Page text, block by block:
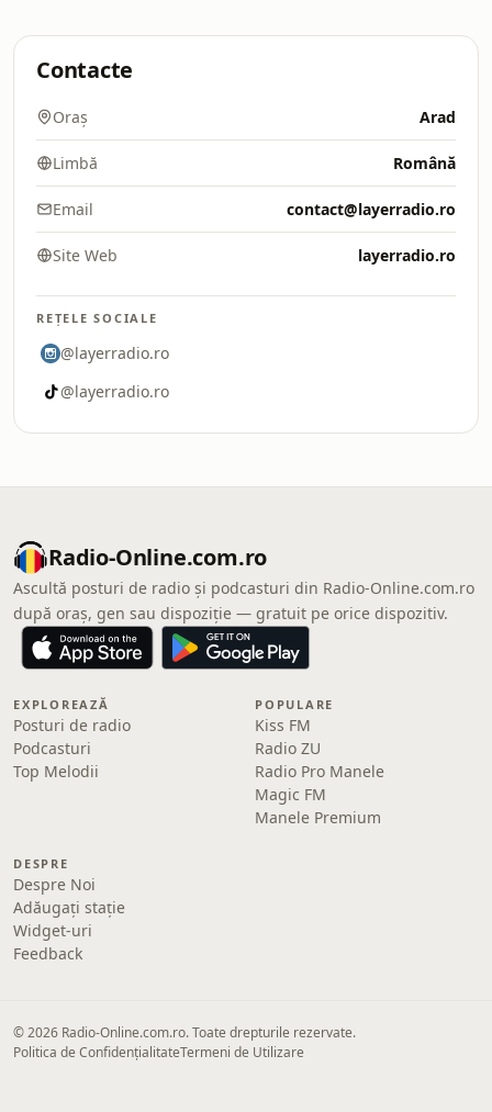
Contacte
Oraș Arad
Limbă Română
Email contact@layerradio.ro
Site Web layerradio.ro
REȚELE SOCIALE
@layerradio.ro
@layerradio.ro
Radio-Online.com.ro
Ascultă posturi de radio și podcasturi din Radio-Online.com.ro
după oraș, gen sau dispoziție — gratuit pe orice dispozitiv.
EXPLOREAZĂ
Posturi de radio
Podcasturi
Top Melodii
POPULARE
Kiss FM
Radio ZU
Radio Pro Manele
Magic FM
Manele Premium
DESPRE
Despre Noi
Adăugați stație
Widget-uri
Feedback
© 2026 Radio-Online.com.ro. Toate drepturile rezervate.
Politica de ConfidențialitateTermeni de Utilizare